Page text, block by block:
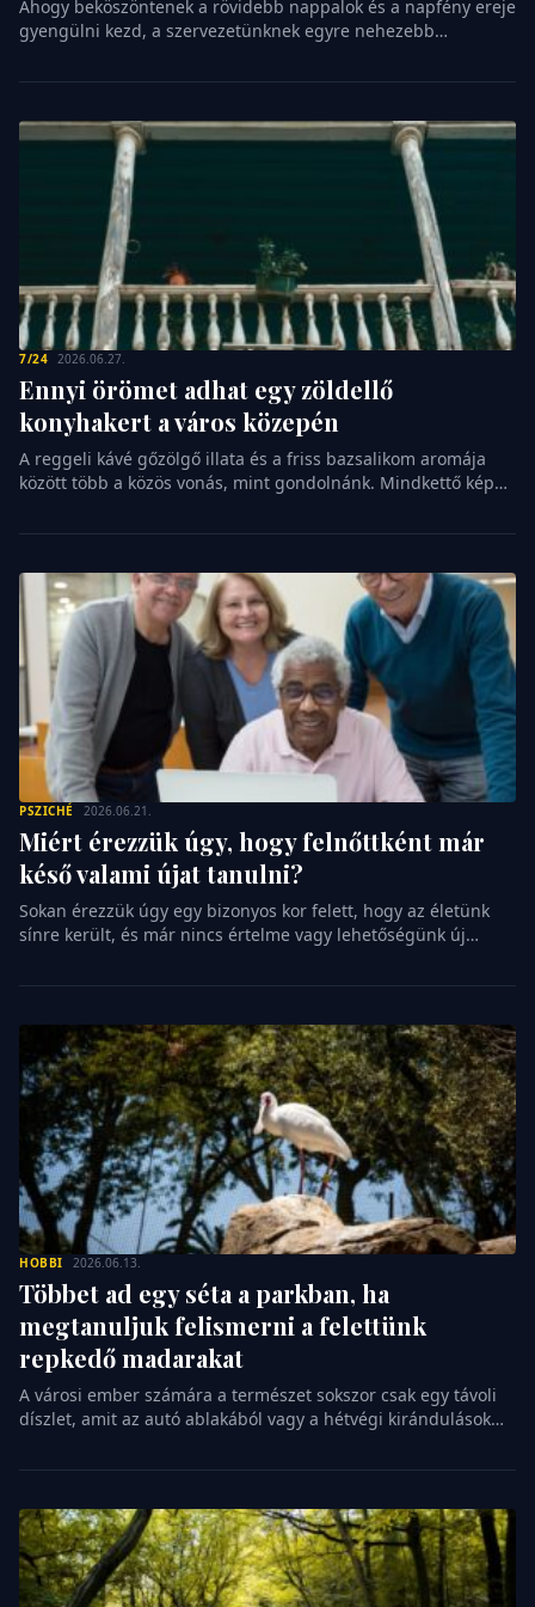
indítunk,
mintha
létezésünkért
is
elnézést
kérnünk.
reflexszerű
udvariasság
sok
nő
életének
állandó
kísérője,
amely
mögött
Ahogy beköszöntenek a rövidebb nappalok és a napfény ereje
gyengülni kezd, a szervezetünknek egyre nehezebb
egy kiadós séta a friss levegőn elegendő a feltöltődéshez, ám
már nem teszi lehetővé a természetes vitamintermelést. Itt
jön képbe az egyik […]
7/24 2026.06.27.
Ennyi örömet adhat egy zöldellő
konyhakert a város közepén
A reggeli kávé gőzölgő illata és a friss bazsalikom aromája
között több a közös vonás, mint gondolnánk. Mindkettő képes
hétköznapokban. Sokan hiszik azt, hogy a kertészkedés a
természetet egyetlen négyzetméteren is közelebb hozhatjuk
magunkhoz. Egy apró erkély […]
PSZICHÉ 2026.06.21.
Miért érezzük úgy, hogy felnőttként már
késő valami újat tanulni?
Sokan érezzük úgy egy bizonyos kor felett, hogy az életünk
sínre került, és már nincs értelme vagy lehetőségünk új
hangszeren való játékról vagy egy teljesen új szakma
Azt sulykolja, hogy a tanulás a fiatalok kiváltsága, nekünk
pedig be kell […]
HOBBI 2026.06.13.
Többet ad egy séta a parkban, ha
megtanuljuk felismerni a felettünk
repkedő madarakat
A városi ember számára a természet sokszor csak egy távoli
díszlet, amit az autó ablakából vagy a hétvégi kirándulások
izgalmasabb, mint azt elsőre gondolnánk, csak meg kell
biológusok vagy a nyugdíjas angol urak hobbija, hanem egy
bárki számára elérhető […]